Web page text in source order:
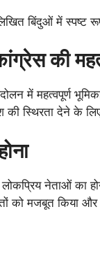
बिंदुओं में स्पष्ट
की
में महत्वपूर्ण
स्थिरता देने के लिए
नेताओं का
को मजबूत किया